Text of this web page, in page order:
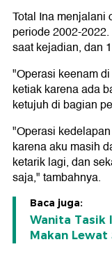
Total Ina menjalani
periode 2002-
saat kejadian, dan
"Operasi keenam
ketiak karena ada
ketujuh di bagian
"Operasi
karena aku masih
ketarik lagi, dan
saja," tambahnya.
Baca juga:
Wanita Tasik
Makan Lewat